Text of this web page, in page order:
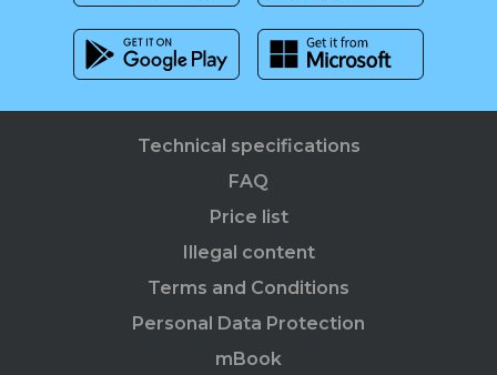
Technical specifications
FAQ
Price list
Illegal content
Terms and Conditions
Personal Data Protection
mBook